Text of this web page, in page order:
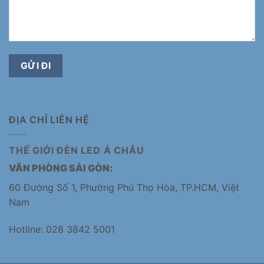
ĐỊA CHỈ LIÊN HỆ
THẾ GIỚI ĐÈN LED Á CHÂU
VĂN PHÒNG SÀI GÒN:
60 Đường Số 1, Phường Phú Thọ Hòa, TP.HCM, Việt
Nam
Hotline: 028 3842 5001